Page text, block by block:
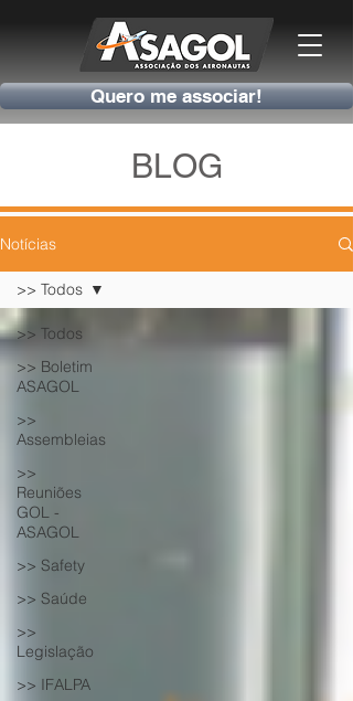
Quero me associar!
BLOG
Notícias
>> Todos
>> Boletim
ASAGOL
>>
Assembleias
>>
Reuniões
GOL -
ASAGOL
>> Safety
>> Saúde
>>
Legislação
>> IFALPA
>> Todos